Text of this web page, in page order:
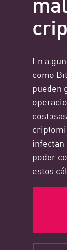
En
como
pueden
infectan
poder
estos